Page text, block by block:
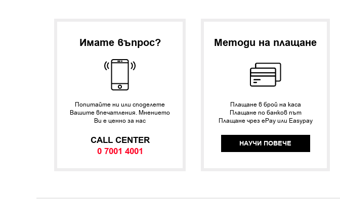
Имате въпрос?
Попитайте ни или споделете
Вашите впечатления. Мнението
Ви е ценно за нас
CALL CENTER
0 7001 4001
Методи на плащане
Плащане в брой на каса
Плащане по банков път
Плащане чрез ePay или Easypay
НАУЧИ ПОВЕЧЕ